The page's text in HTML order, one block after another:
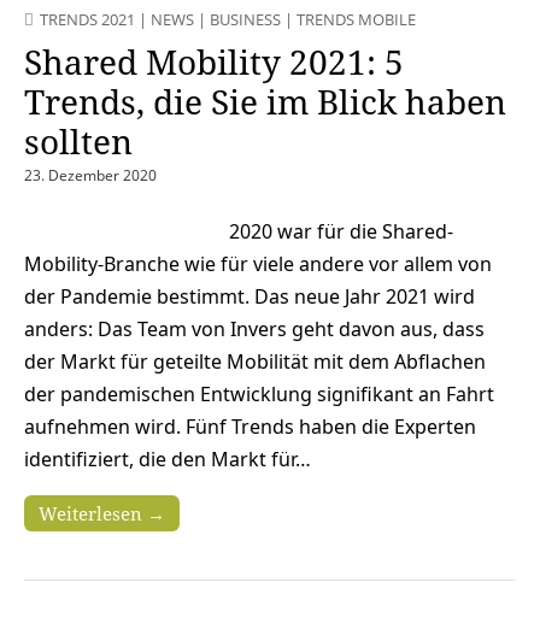
TRENDS 2021 | NEWS | BUSINESS | TRENDS MOBILE
Shared Mobility 2021: 5
Trends, die Sie im Blick haben
sollten
23. Dezember 2020
2020 war für die Shared-
Mobility-Branche wie für viele andere vor allem von
der Pandemie bestimmt. Das neue Jahr 2021 wird
anders: Das Team von Invers geht davon aus, dass
der Markt für geteilte Mobilität mit dem Abflachen
der pandemischen Entwicklung signifikant an Fahrt
aufnehmen wird. Fünf Trends haben die Experten
identifiziert, die den Markt für…
Weiterlesen →